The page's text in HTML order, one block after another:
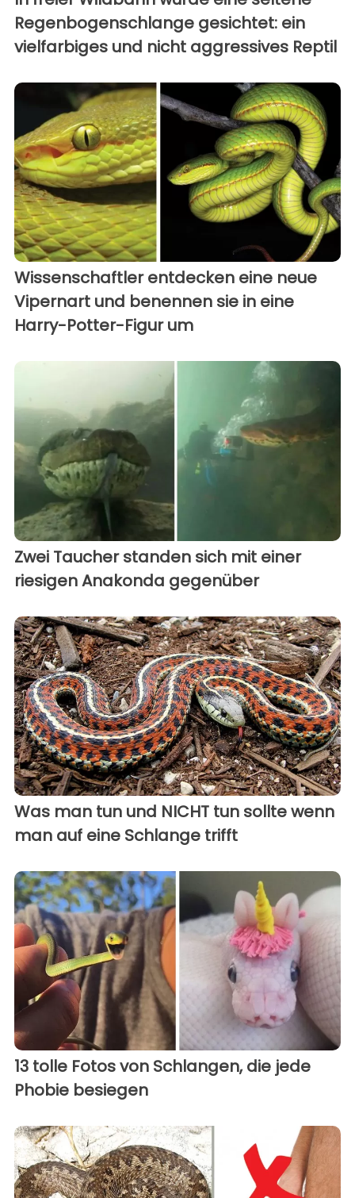
Regenbogenschlange gesichtet: ein
vielfarbiges und nicht aggressives Reptil
Wissenschaftler entdecken eine neue
Vipernart und benennen sie in eine
Harry-Potter-Figur um
Zwei Taucher standen sich mit einer
riesigen Anakonda gegenüber
Was man tun und NICHT tun sollte wenn
man auf eine Schlange trifft
13 tolle Fotos von Schlangen, die jede
Phobie besiegen